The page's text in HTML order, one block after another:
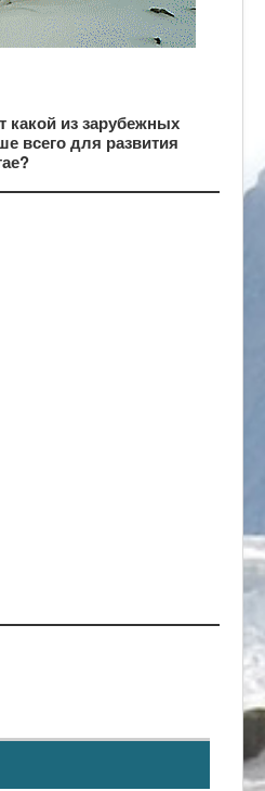
какой из зарубежных
всего для развития